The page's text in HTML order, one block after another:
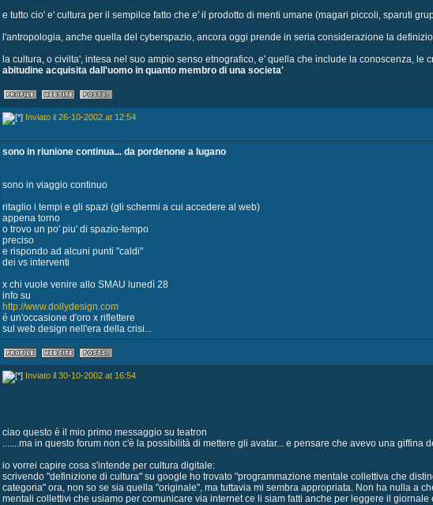
e tutto cio' e' cultura per il sempilce fatto che e' il prodotto di menti umane (magari piccoli, sparuti
l'antropologia, anche quella del cyberspazio, ancora oggi prende in seria considerazione la
la cultura, o civilta', intesa nel suo ampio senso etnografico, e' quella che include la conoscenza, le
abitudine acquisita dall'uomo in quanto membro di una societa'
Inviato il 26-10-2002 at 12:54
sono in riunione continua... da pordenone a lugano
sono in viaggio continuo
ritaglio i tempi e gli spazi (gli schermi a cui accedere al web)
appena torno
o trovo un po' piu' di spazio-tempo
preciso
e rispondo ad alcuni punti "caldi"
dei vs interventi
x chi vuole venire allo SMAU lunedì 28
info su
http://www.dollydesign.com
é un'occasione d'oro x riflettere
sul web design nell'era della crisi...
Inviato il 30-10-2002 at 16:54
ciao questo è il mio primo messaggio su teatron
.......ma in questo forum non c'è la possibilità di mettere gli avatar... e pensare che avevo una giffina
io vorrei capire cosa s'intende per cultura digitale:
scrivendo "definizione di cultura" su google ho trovato "programmazione mentale collettiva che
categoria" ora, non so se sia quella "originale", ma tuttavia mi sembra appropriata. Non ha nulla a
mentali collettivi che usiamo per comunicare via internet ce li siam fatti anche per leggere il